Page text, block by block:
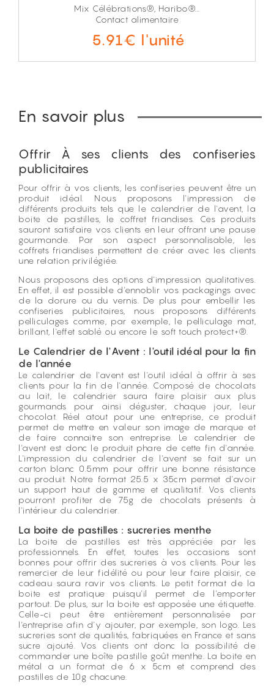
Mix Célébrations®, Haribo®...
Contact alimentaire
5.91€ l'unité
En savoir plus
Offrir À ses clients des confiseries
publicitaires
Pour offrir à vos clients, les confiseries peuvent être un
produit idéal. Nous proposons l'impression de
différents produits tels que le calendrier de l'avent, la
boite de pastilles, le coffret friandises. Ces produits
sauront satisfaire vos clients en leur offrant une pause
gourmande. Par son aspect personnalisable, les
coffrets friandises permettent de créer avec les clients
une relation privilégiée.
Nous proposons des options d'impression qualitatives.
En effet, il est possible d'ennoblir vos packagings avec
de la dorure ou du vernis. De plus pour embellir les
confiseries publicitaires, nous proposons différents
pelliculages comme, par exemple, le pelliculage mat,
brillant, l'effet sablé ou encore le soft touch protect+®.
Le Calendrier de l'Avent : l'outil idéal pour la fin
de l'année
Le calendrier de l'avent est l'outil idéal à offrir à ses
clients pour la fin de l'année. Composé de chocolats
au lait, le calendrier saura faire plaisir aux plus
gourmands pour ainsi déguster, chaque jour, leur
chocolat. Réel atout pour une entreprise, ce produit
permet de mettre en valeur son image de marque et
de faire connaitre son entreprise. Le calendrier de
l'avent est donc le produit phare de cette fin d'année.
L'impression du calendrier de l'avent se fait sur un
carton blanc 0.5mm pour offrir une bonne résistance
au produit. Notre format 25.5 x 35cm permet d'avoir
un support haut de gamme et qualitatif. Vos clients
pourront profiter de 75g de chocolats présents à
l'intérieur du calendrier.
La boite de pastilles : sucreries menthe
La boite de pastilles est très appréciée par les
professionnels. En effet, toutes les occasions sont
bonnes pour offrir des sucreries à vos clients. Pour les
remercier de leur fidélité ou pour leur faire plaisir, ce
cadeau saura ravir vos clients. Le petit format de la
boite est pratique puisqu'il permet de l'emporter
partout. De plus, sur la boite est apposée une étiquette.
Celle-ci peut être entièrement personnalisée par
l'entreprise afin d'y ajouter, par exemple, son logo. Les
sucreries sont de qualités, fabriquées en France et sans
sucre ajouté. Vos clients ont donc la possibilité de
commander une boîte pastille goût menthe. La boite en
métal a un format de 6 x 5cm et comprend des
pastilles de 10g chacune.